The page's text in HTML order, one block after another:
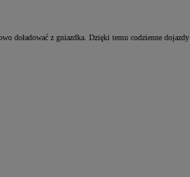
doładować z gniazdka. Dzięki temu codzienne